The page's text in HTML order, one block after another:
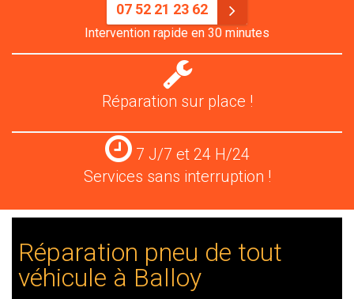
07 52 21 23 62
Intervention rapide en 30 minutes
Réparation
pneus
Réparation sur place !
Services
24
H/24
7 J/7 et 24 H/24
Services sans interruption !
Réparation pneu de tout
véhicule à Balloy